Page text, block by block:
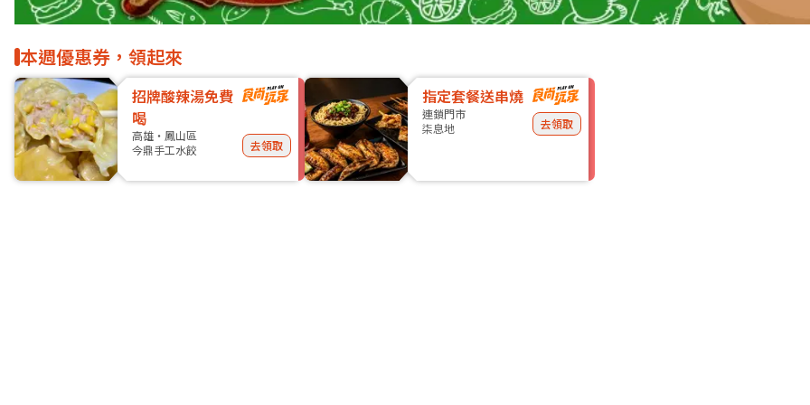
本週優惠券，領起來
招牌酸辣湯免費
喝
高雄・鳳山區
今鼎手工水餃
去領取
指定套餐送串燒
連鎖門市
柒息地
去領取